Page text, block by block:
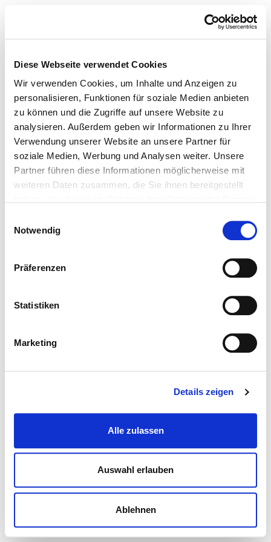
Diese Webseite verwendet Cookies
Wir verwenden Cookies, um Inhalte und Anzeigen zu
personalisieren, Funktionen für soziale Medien anbieten
zu können und die Zugriffe auf unsere Website zu
analysieren. Außerdem geben wir Informationen zu Ihrer
Verwendung unserer Website an unsere Partner für
soziale Medien, Werbung und Analysen weiter. Unsere
Partner führen diese Informationen möglicherweise mit
weiteren Daten zusammen, die Sie ihnen bereitgestellt
Notwendig
Präferenzen
Statistiken
Marketing
Details zeigen
Alle zulassen
Auswahl erlauben
Ablehnen